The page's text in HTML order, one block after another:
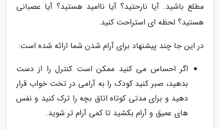
مطلع باشید. آیا نارحتید؟ آیا ناامید هستید؟ آیا عصبانی
هستید؟ لحظه ای استراحت کنید.
در این جا چند پیشنهاد برای آرام شدن شما ارائه شده است:
اگر احساس می کنید ممکن است کنترل را از دست
بدهید، صبر کنید کودک را به آرامی در تخت خواب قرار
دهید و برای مدتی کوتاه اتاق بچه را ترک کنید و نفس
های عمیق و آرام بکشید تا کمی آرام تر شوید.